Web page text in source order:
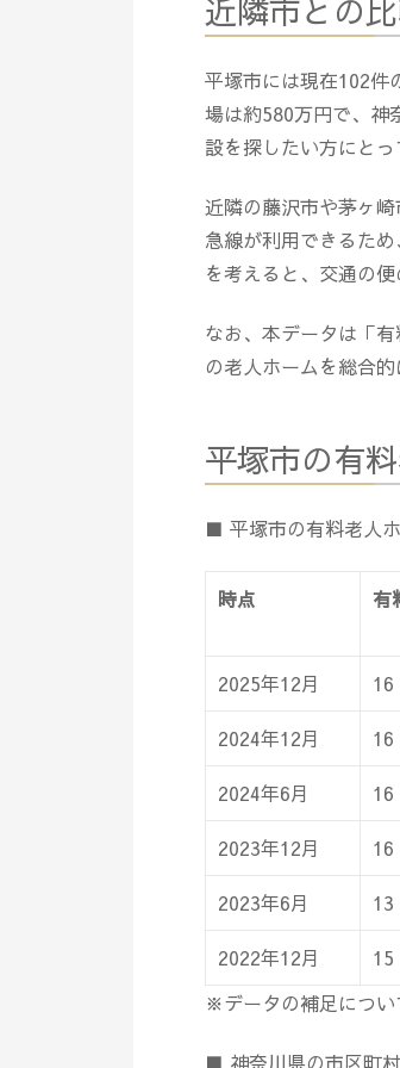
近隣市との
平塚市には現在102件
場は約580万円で、神
設を探したい方にと
近隣の藤沢市や茅ヶ
急線が利用できるた
を考えると、交通の
なお、本データは「
の老人ホームを総合的
平塚市の有
■ 平塚市の有料老人
時点 有
2025年12月 16
2024年12月 16
2024年6月 16
2023年12月 16
2023年6月 13
2022年12月 15
※データの補足につい
■ 神奈川県の市区町